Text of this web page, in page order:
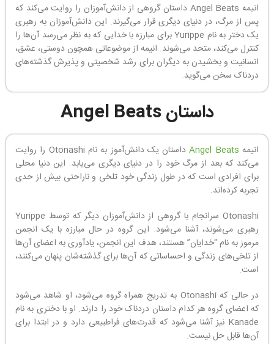
انیمه Angel Beats داستان گروهی از دانش‌آموزان را روایت می‌کند که
پس از مرگ، در دنیای دیگری قرار می‌گیرند. این دانش‌آموزان به رهبری
یک دختر به نام Yurippe برای مبارزه با خدایی که به نظر می‌رسد آن‌ها را
کنترل می‌کند، متحد می‌شوند. انیمه از موضوعاتی همچون دوستی، عشق،
انسانیت و بخشیدن به دیگران برای رشد شخصیتی و پذیرش گذشته‌های
دردناک سخن می‌گوید.
داستان Angel Beats
انیمه Angel Beats
داستان یک دانش‌آموز به نام Otonashi را روایت
می‌کند که بعد از مرگ خود را در دنیای دیگری می‌یابد. این دنیا محلی
برای افرادی است که در طول زندگی خود تلخی و ناراحتی بیش از حدی
تجربه کرده‌اند.
Otonashi سرانجام با گروهی از دانش‌آموزان دیگر که توسط Yurippe
رهبری می‌شوند، آشنا می‌شود. این گروه در حال مبارزه با یک انجمن
مرموز به نام “خدایان” هستند، هدف این انجمن، یادآوری به اعضای آن‌ها
از تلخی‌های زندگی و احساساتی که آن‌ها برای گذشته‌شان پنهان می‌کنند،
است.
در حالی که Otonashi به تدریج همراه گروه می‌شود، او شاهد می‌شود
که اعضای گروه هر کدام داستان دردناک خود را دارند. او با دختری به نام
Kanade نیز آشنا می‌شود که قدرت‌های فراطبیعی دارد و در ابتدا برای
آن‌ها قابل حل نیست.